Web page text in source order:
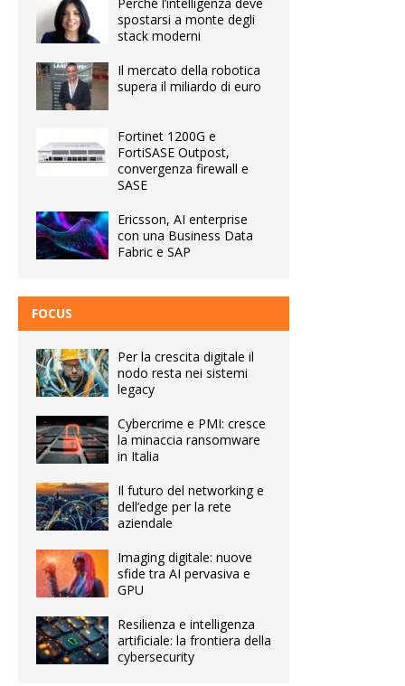
spostarsi a monte degli
stack moderni
Il mercato della robotica
supera il miliardo di euro
Fortinet 1200G e
FortiSASE Outpost,
convergenza firewall e
SASE
Ericsson, AI enterprise
con una Business Data
Fabric e SAP
FOCUS
Per la crescita digitale il
nodo resta nei sistemi
legacy
Cybercrime e PMI: cresce
la minaccia ransomware
in Italia
Il futuro del networking e
dell’edge per la rete
aziendale
Imaging digitale: nuove
sfide tra AI pervasiva e
GPU
Resilienza e intelligenza
artificiale: la frontiera della
cybersecurity